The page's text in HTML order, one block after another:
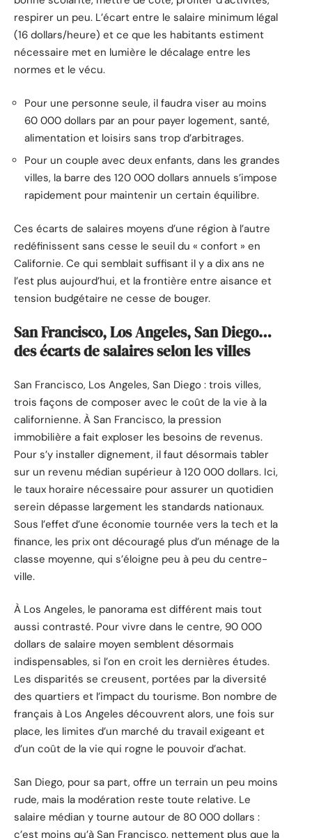
respirer un peu. L’écart entre le salaire minimum légal
(16 dollars/heure) et ce que les habitants estiment
nécessaire met en lumière le décalage entre les
normes et le vécu.
Pour une personne seule, il faudra viser au moins
60 000 dollars par an pour payer logement, santé,
alimentation et loisirs sans trop d’arbitrages.
Pour un couple avec deux enfants, dans les grandes
villes, la barre des 120 000 dollars annuels s’impose
rapidement pour maintenir un certain équilibre.
Ces écarts de salaires moyens d’une région à l’autre
redéfinissent sans cesse le seuil du « confort » en
Californie. Ce qui semblait suffisant il y a dix ans ne
l’est plus aujourd’hui, et la frontière entre aisance et
tension budgétaire ne cesse de bouger.
San Francisco, Los Angeles, San Diego…
des écarts de salaires selon les villes
San Francisco, Los Angeles, San Diego : trois villes,
trois façons de composer avec le coût de la vie à la
californienne. À San Francisco, la pression
immobilière a fait exploser les besoins de revenus.
Pour s’y installer dignement, il faut désormais tabler
sur un revenu médian supérieur à 120 000 dollars. Ici,
le taux horaire nécessaire pour assurer un quotidien
serein dépasse largement les standards nationaux.
Sous l’effet d’une économie tournée vers la tech et la
finance, les prix ont découragé plus d’un ménage de la
classe moyenne, qui s’éloigne peu à peu du centre-
ville.
À Los Angeles, le panorama est différent mais tout
aussi contrasté. Pour vivre dans le centre, 90 000
dollars de salaire moyen semblent désormais
indispensables, si l’on en croit les dernières études.
Les disparités se creusent, portées par la diversité
des quartiers et l’impact du tourisme. Bon nombre de
français à Los Angeles découvrent alors, une fois sur
place, les limites d’un marché du travail exigeant et
d’un coût de la vie qui rogne le pouvoir d’achat.
San Diego, pour sa part, offre un terrain un peu moins
rude, mais la modération reste toute relative. Le
salaire médian y tourne autour de 80 000 dollars :
c’est moins qu’à San Francisco, nettement plus que la